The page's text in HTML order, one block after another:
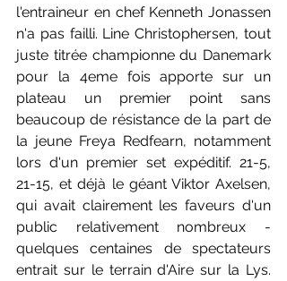
l'entraineur en chef Kenneth Jonassen
n'a pas failli. Line Christophersen, tout
juste titrée championne du Danemark
pour la 4eme fois apporte sur un
plateau un premier point sans
beaucoup de résistance de la part de
la jeune Freya Redfearn, notamment
lors d'un premier set expéditif. 21-5,
21-15, et déjà le géant Viktor Axelsen,
qui avait clairement les faveurs d'un
public relativement nombreux -
quelques centaines de spectateurs
entrait sur le terrain d'Aire sur la Lys.